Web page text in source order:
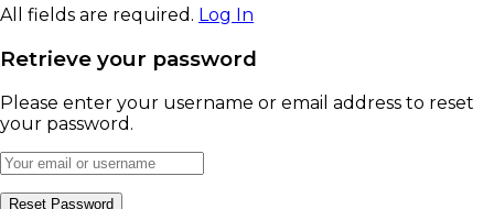
All fields are required. Log In
Retrieve your password
Please enter your username or email address to reset
your password.